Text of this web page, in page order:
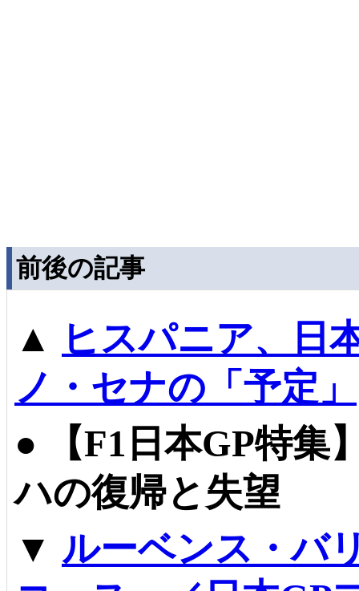
前後の記事
▲ ヒスパニア、日
ノ・セナの「予定」
●
【F1日本GP特
ハの復帰と失望
▼ ルーベンス・バ